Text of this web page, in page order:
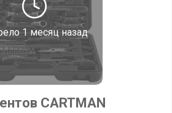
1 месяц назад
CARTMAN